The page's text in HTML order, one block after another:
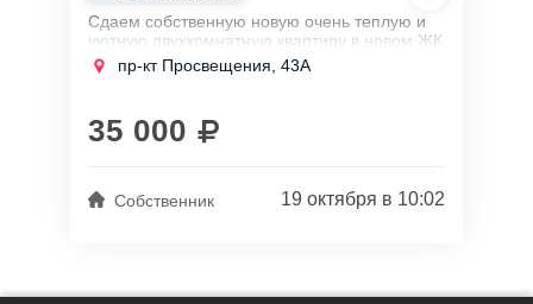
Сдаем собственную новую очень теплую и
уютную двухкомнатную квартиру в новом ЖК
"Лондон Парк" на длительный срок
аккуратным и чистоплотным жильцам без
пр-кт Просвещения, 43А
35 000
Собственник 19 октября в 10:02